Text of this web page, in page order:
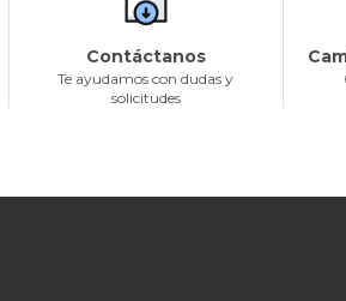
Contáctanos
Te ayudamos con dudas y
solicitudes